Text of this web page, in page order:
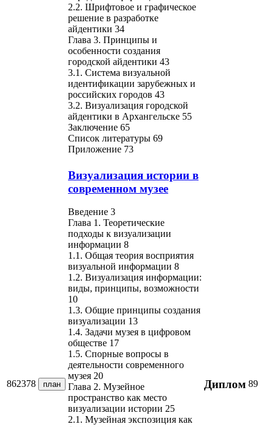
2.2. Шрифтовое и графическое
решение в разработке
айдентики 34
Глава 3. Принципы и
особенности создания
городской айдентики 43
3.1. Система визуальной
идентификации зарубежных и
российских городов 43
3.2. Визуализация городской
айдентики в Архангельске 55
Заключение 65
Список литературы 69
Приложение 73
862378 план
Визуализация истории в
современном музее
Введение 3
Глава 1. Теоретические
подходы к визуализации
информации 8
1.1. Общая теория восприятия
визуальной информации 8
1.2. Визуализация информации:
виды, принципы, возможности
10
1.3. Общие принципы создания
визуализации 13
1.4. Задачи музея в цифровом
обществе 17
1.5. Спорные вопросы в
деятельности современного
музея 20
Глава 2. Музейное
пространство как место
визуализации истории 25
2.1. Музейная экспозиция как
Диплом 89